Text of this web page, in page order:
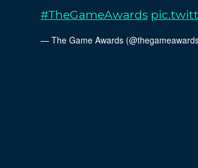
#TheGameAwards
— The Game Awards